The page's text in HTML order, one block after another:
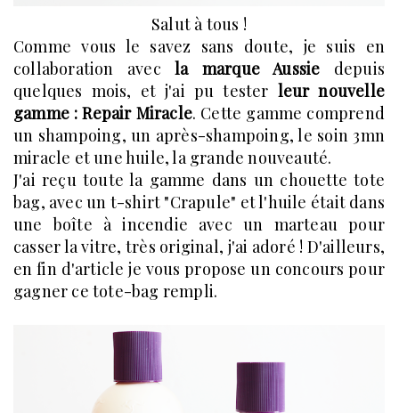
Salut à tous !
Comme vous le savez sans doute, je suis en
collaboration avecla marque Aussie depuis
quelques mois, et j'ai pu tester leur nouvelle
gamme : Repair Miracle. Cette gamme comprend
un shampoing, un après-shampoing, le soin 3mn
miracle et une huile, la grande nouveauté.
J'ai reçu toute la gamme dans un chouette tote
bag, avec un t-shirt "Crapule" et l'huile était dans
une boîte à incendie avec un marteau pour
casser la vitre, très original, j'ai adoré ! D'ailleurs,
en fin d'article je vous propose un concours pour
gagner ce tote-bag rempli.